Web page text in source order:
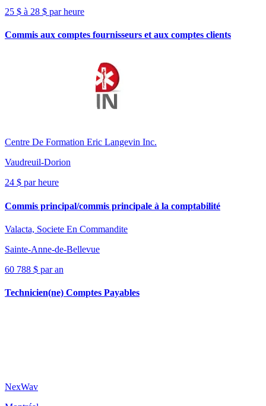
25 $ à 28 $ par heure
Commis aux comptes fournisseurs et aux comptes clients
Centre De Formation Eric Langevin Inc.
Vaudreuil-Dorion
24 $ par heure
Commis principal/commis principale à la comptabilité
Valacta, Societe En Commandite
Sainte-Anne-de-Bellevue
60 788 $ par an
Technicien(ne) Comptes Payables
NexWav